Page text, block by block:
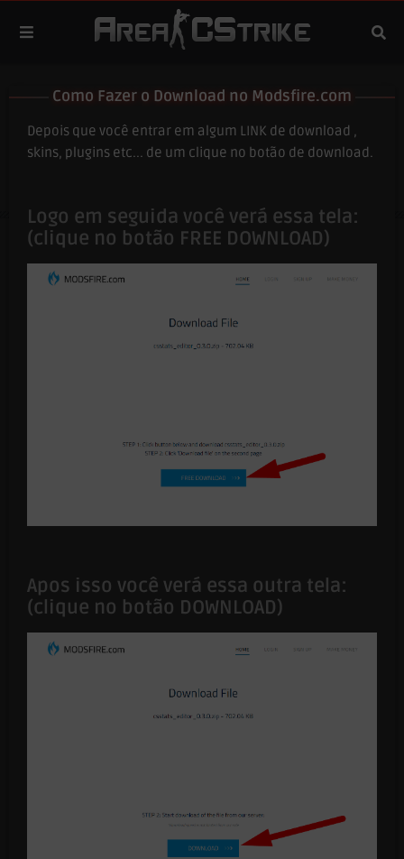
Como Fazer o Download no Modsfire.com
Depois que você entrar em algum LINK de download ,
skins, plugins etc... de um clique no botão de download.
Logo em seguida você verá essa tela:
(clique no botão FREE DOWNLOAD)
Apos isso você verá essa outra tela:
(clique no botão DOWNLOAD)